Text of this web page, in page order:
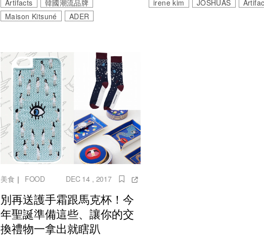
Artifacts
韓國潮流品牌
Maison Kitsuné
ADER
irene kim JOSHUAS
美食 ｜ FOOD DEC 14 , 2017
別再送護手霜跟馬克杯！今
年聖誕準備這些、讓你的交
換禮物一拿出就瞎趴